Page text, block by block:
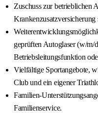
Zuschuss zur betrieblichen
geprüften Autoglaser (w/
Betriebsleitungsfunktion
Vielfältige Sportangebote,
Club und ein eigener
Familien-
Familienservice.